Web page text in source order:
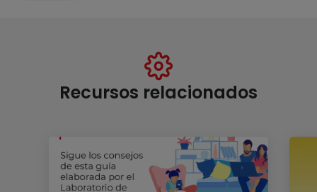
Recursos relacionados